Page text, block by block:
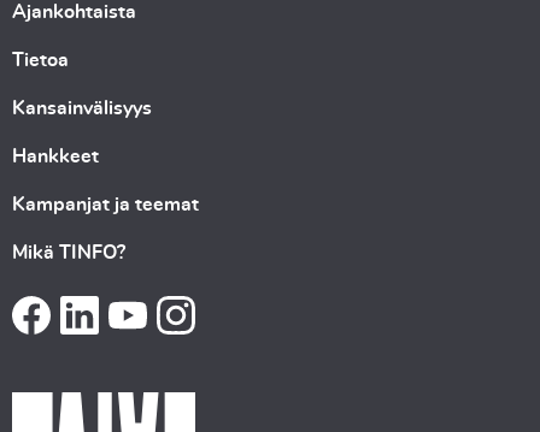
Ajankohtaista
Tietoa
Kansainvälisyys
Hankkeet
Kampanjat ja teemat
Mikä TINFO?